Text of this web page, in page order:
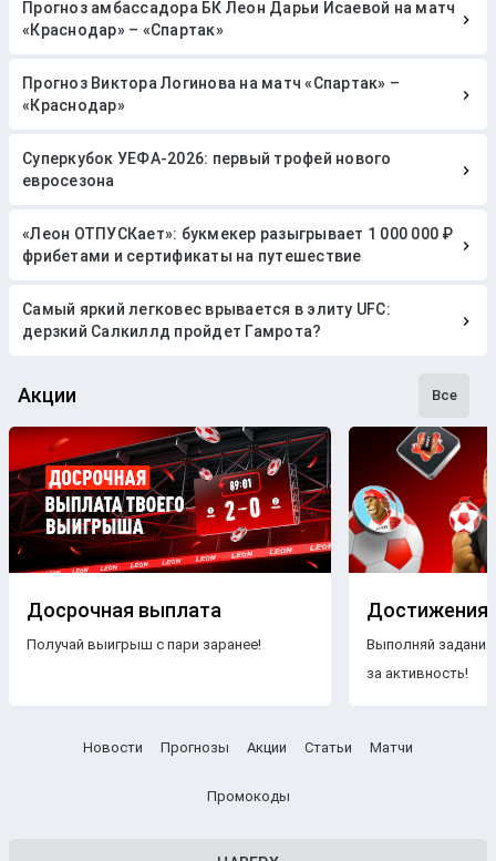
Прогноз амбассадора БК Леон Дарьи Исаевой на матч
«Краснодар» – «Спартак»
Прогноз Виктора Логинова на матч «Спартак» –
«Краснодар»
Суперкубок УЕФА-2026: первый трофей нового
евросезона
«Леон ОТПУСКает»: букмекер разыгрывает 1 000 000 ₽
фрибетами и сертификаты на путешествие
Самый яркий легковес врывается в элиту UFC:
дерзкий Салкиллд пройдет Гамрота?
Акции Все
Досрочная выплата
Получай выигрыш с пари заранее!
Достижения
Выполняй
за активность!
Новости Прогнозы Акции Статьи Матчи
Промокоды